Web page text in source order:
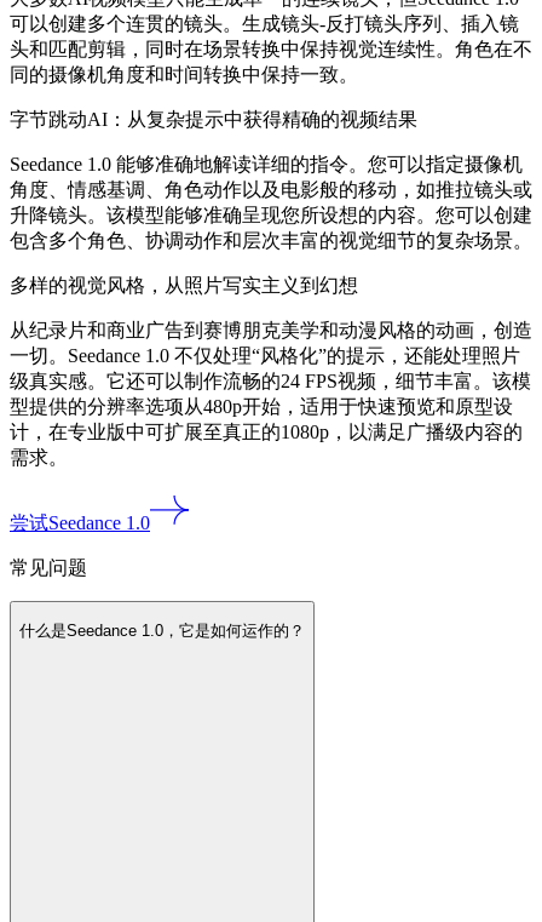
可以创建多个连贯的镜头。生成镜头-反打镜头序列、插入镜
头和匹配剪辑，同时在场景转换中保持视觉连续性。角色在不
同的摄像机角度和时间转换中保持一致。
字节跳动AI：从复杂提示中获得精确的视频结果
Seedance 1.0 能够准确地解读详细的指令。您可以指定摄像机
角度、情感基调、角色动作以及电影般的移动，如推拉镜头或
升降镜头。该模型能够准确呈现您所设想的内容。您可以创建
包含多个角色、协调动作和层次丰富的视觉细节的复杂场景。
多样的视觉风格，从照片写实主义到幻想
从纪录片和商业广告到赛博朋克美学和动漫风格的动画，创造
一切。Seedance 1.0 不仅处理“风格化”的提示，还能处理照片
级真实感。它还可以制作流畅的24 FPS视频，细节丰富。该模
型提供的分辨率选项从480p开始，适用于快速预览和原型设
计，在专业版中可扩展至真正的1080p，以满足广播级内容的
需求。
尝试Seedance 1.0
常见问题
什么是Seedance 1.0，它是如何运作的？